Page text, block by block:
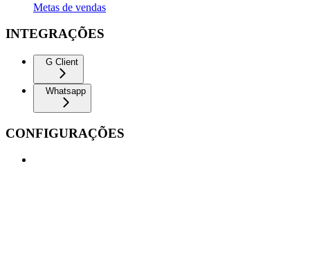
Metas de vendas
INTEGRAÇÕES
G Client
Whatsapp
CONFIGURAÇÕES